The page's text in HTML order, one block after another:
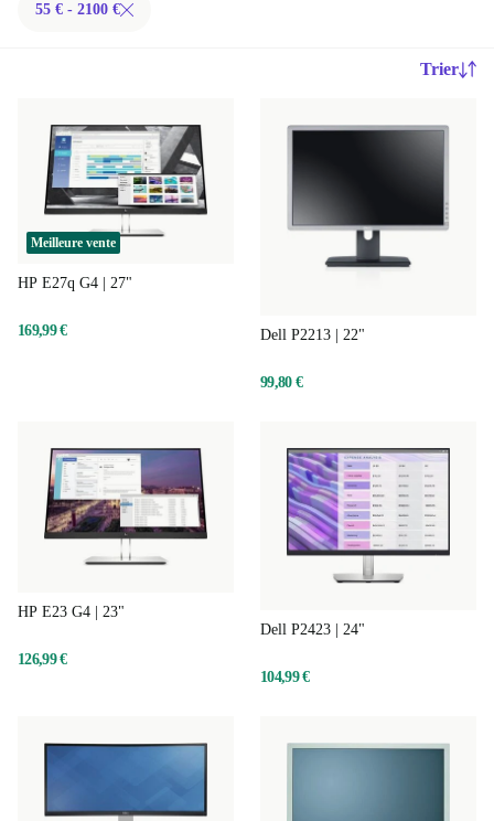
55 € - 2100 €
Trier
Meilleure vente
HP E27q G4 | 27"
169,99 € Dell P2213 | 22"
99,80 €
HP E23 G4 | 23"
126,99 €
Dell P2423 | 24"
104,99 €